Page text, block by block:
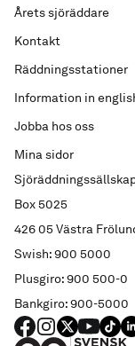
Box 5025
426 05 Västra
Swish: 900 5000
Plusgiro: 900 500-0
Bankgiro: 900-5000
Årets sjöräddare
Kontakt
Räddningsstationer
Information in
Jobba hos oss
Mina sidor
FACEBOOK
Instagram
X YouTube